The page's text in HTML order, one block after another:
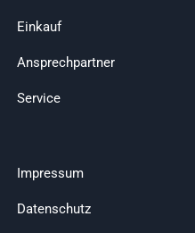
Einkauf
Ansprechpartner
Service
Impressum
Datenschutz